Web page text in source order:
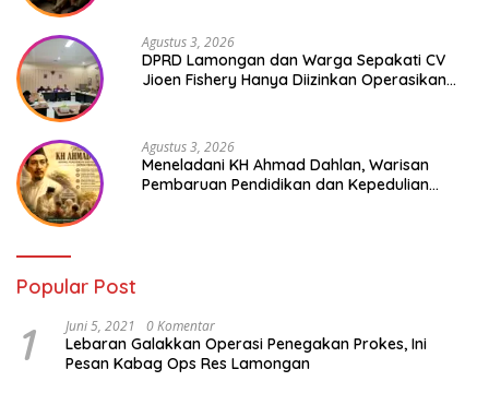
Agustus 3, 2026
DPRD Lamongan dan Warga Sepakati CV
Jioen Fishery Hanya Diizinkan Operasikan
Agustus 3, 2026
Meneladani KH Ahmad Dahlan, Warisan
Pembaruan Pendidikan dan Kepedulian
Popular Post
1 Juni 5, 2021 0 Komentar
Lebaran Galakkan Operasi Penegakan Prokes, Ini
Pesan Kabag Ops Res Lamongan